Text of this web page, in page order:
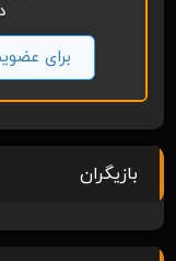
برای
بازیگران